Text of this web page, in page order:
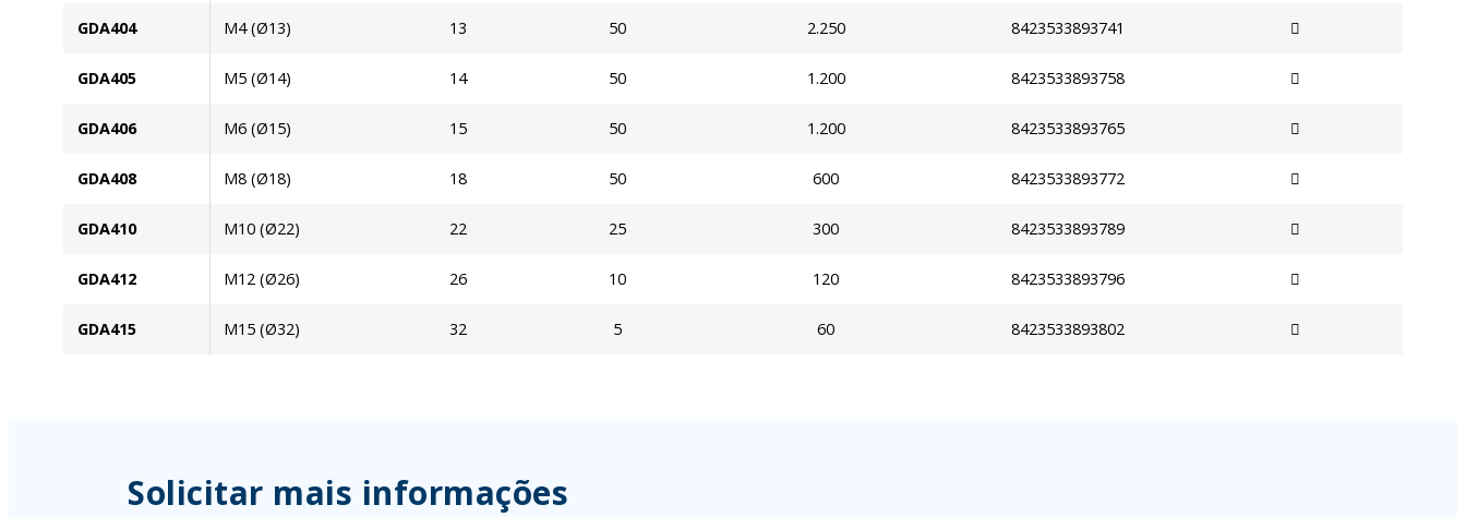
GDA404 M4 (Ø13) 13 50 2.250 8423533893741
GDA405 M5 (Ø14) 14 50 1.200 8423533893758
GDA406 M6 (Ø15) 15 50 1.200 8423533893765
GDA408 M8 (Ø18) 18 50 600 8423533893772
GDA410 M10 (Ø22) 22 25 300 8423533893789
GDA412 M12 (Ø26) 26 10 120 8423533893796
GDA415 M15 (Ø32) 32 5 60 8423533893802
Solicitar mais informações